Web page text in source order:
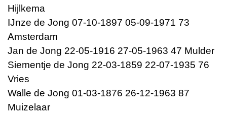
Hijlkema
IJnze de Jong 07-10-1897 05-09-1971 73
Amsterdam
Jan de Jong 22-05-1916 27-05-1963 47 Mulder
Siementje de Jong 22-03-1859 22-07-1935 76
Vries
Walle de Jong 01-03-1876 26-12-1963 87
Muizelaar